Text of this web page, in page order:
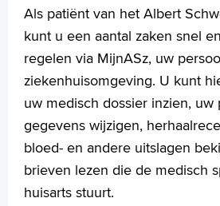
Wachttijden
Handige links
Homepage
Praktische
Specialismen
Werken en
Als patiënt van het Albert
kunt u een aantal zaken snel
regelen via MijnASz, uw
ziekenhuisomgeving. U kunt
uw medisch dossier inzien, uw
gegevens wijzigen,
bloed- en andere uitslagen
brieven lezen die de medisch
huisarts stuurt.